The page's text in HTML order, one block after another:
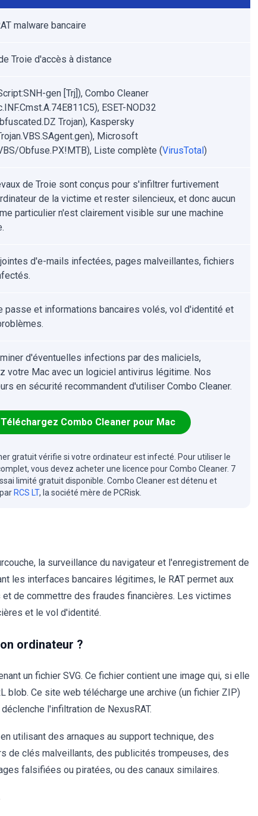
malware bancaire
Troie d'accès à distance
gen [Trj]), Combo Cleaner
ESET-NOD32
Trojan), Kaspersky
Microsoft
Obfuse.PX!MTB), Liste complète (VirusTotal)
de Troie sont conçus pour s'infiltrer furtivement
de la victime et rester silencieux, et donc aucun
particulier n'est clairement visible sur une machine
d'e-mails infectées, pages malveillantes, fichiers
passe et informations bancaires volés, vol d'identité et
d'éventuelles infections par des maliciels,
votre Mac avec un logiciel antivirus légitime. Nos
en sécurité recommandent d'utiliser Combo Cleaner.
Téléchargez Combo Cleaner pour Mac
gratuit vérifie si votre ordinateur est infecté. Pour utiliser le
vous devez acheter une licence pour Combo Cleaner. 7
limité gratuit disponible. Combo Cleaner est détenu et
RCS LT, la société mère de PCRisk.
la surveillance du navigateur et l'enregistrement de
les interfaces bancaires légitimes, le RAT permet aux
de commettre des fraudes financières. Les victimes
et le vol d'identité.
ordinateur ?
un fichier SVG. Ce fichier contient une image qui, si elle
blob. Ce site web télécharge une archive (un fichier ZIP)
l'infiltration de NexusRAT.
utilisant des arnaques au support technique, des
de clés malveillants, des publicités trompeuses, des
falsifiées ou piratées, ou des canaux similaires.